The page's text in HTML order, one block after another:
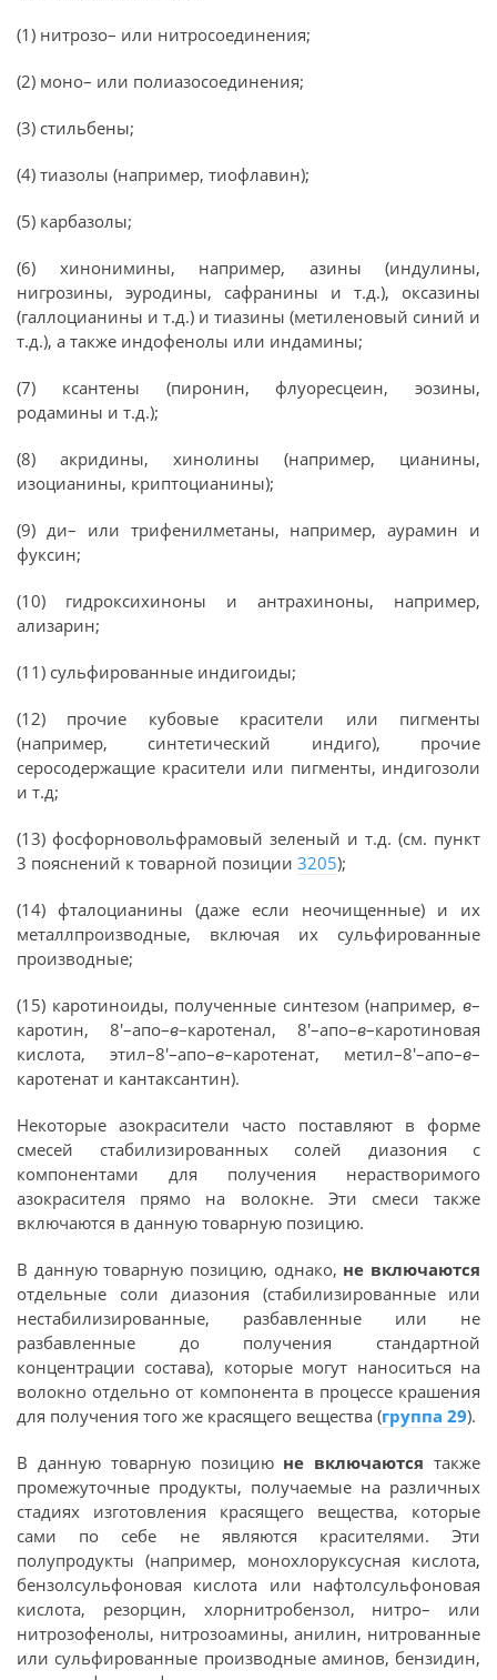
(1) нитрозо– или нитросоединения;
(2) моно– или полиазосоединения;
(3) стильбены;
(4) тиазолы (например, тиофлавин);
(5) карбазолы;
(6) хинонимины, например, азины (индулины,
нигрозины, эуродины, сафранины и т.д.), оксазины
(галлоцианины и т.д.) и тиазины (метиленовый синий и
т.д.), а также индофенолы или индамины;
(7) ксантены (пиронин, флуоресцеин, эозины,
родамины и т.д.);
(8) акридины, хинолины (например, цианины,
изоцианины, криптоцианины);
(9) ди– или трифенилметаны, например, аурамин и
фуксин;
(10) гидроксихиноны и антрахиноны, например,
ализарин;
(11) сульфированные индигоиды;
(12) прочие кубовые красители или пигменты
(например, синтетический индиго), прочие
серосодержащие красители или пигменты, индигозоли
и т.д;
(13) фосфорновольфрамовый зеленый и т.д. (см. пункт
3 пояснений к товарной позиции 3205);
(14) фталоцианины (даже если неочищенные) и их
металлпроизводные, включая их сульфированные
производные;
(15) каротиноиды, полученные синтезом (например, в–
каротин, 8'–апо–в–каротенал, 8'–апо–в–каротиновая
кислота, этил–8'–апо–в–каротенат, метил–8'–апо–в–
каротенат и кантаксантин).
Некоторые азокрасители часто поставляют в форме
смесей стабилизированных солей диазония с
компонентами для получения нерастворимого
азокрасителя прямо на волокне. Эти смеси также
включаются в данную товарную позицию.
В данную товарную позицию, однако, не включаются
отдельные соли диазония (стабилизированные или
нестабилизированные, разбавленные или не
разбавленные до получения стандартной
концентрации состава), которые могут наноситься на
волокно отдельно от компонента в процессе крашения
для получения того же красящего вещества (группа 29).
В данную товарную позицию не включаютсятакже
промежуточные продукты, получаемые на различных
стадиях изготовления красящего вещества, которые
сами по себе не являются красителями. Эти
полупродукты (например, монохлоруксусная кислота,
бензолсульфоновая кислота или нафтолсульфоновая
кислота, резорцин, хлорнитробензол, нитро– или
нитрозофенолы, нитрозоамины, анилин, нитрованные
или сульфированные производные аминов, бензидин,